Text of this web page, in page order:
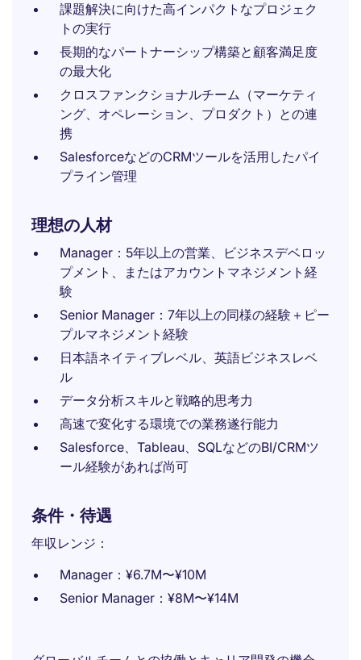
課題解決に向けた高インパクトなプロジェク
トの実行
長期的なパートナーシップ構築と顧客満足度
の最大化
クロスファンクショナルチーム（マーケティ
ング、オペレーション、プロダクト）との連
携
SalesforceなどのCRMツールを活用したパイ
プライン管理
理想の人材
Manager：5年以上の営業、ビジネスデベロッ
プメント、またはアカウントマネジメント経
験
Senior Manager：7年以上の同様の経験＋ピー
プルマネジメント経験
日本語ネイティブレベル、英語ビジネスレベ
ル
データ分析スキルと戦略的思考力
高速で変化する環境での業務遂行能力
Salesforce、Tableau、SQLなどのBI/CRMツ
ール経験があれば尚可
条件・待遇
年収レンジ：
Manager：¥6.7M〜¥10M
Senior Manager：¥8M〜¥14M